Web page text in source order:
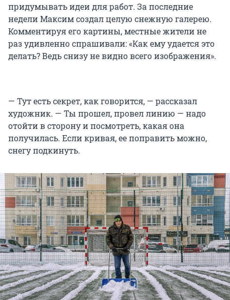
придумывать идеи для работ. За последние
недели Максим создал целую снежную галерею.
Комментируя его картины, местные жители не
раз удивленно спрашивали: «Как ему удается это
делать? Ведь снизу не видно всего изображения».
— Тут есть секрет, как говорится, — рассказал
художник. — Ты прошел, провел линию — надо
отойти в сторону и посмотреть, какая она
получилась. Если кривая, ее поправить можно,
снегу подкинуть.